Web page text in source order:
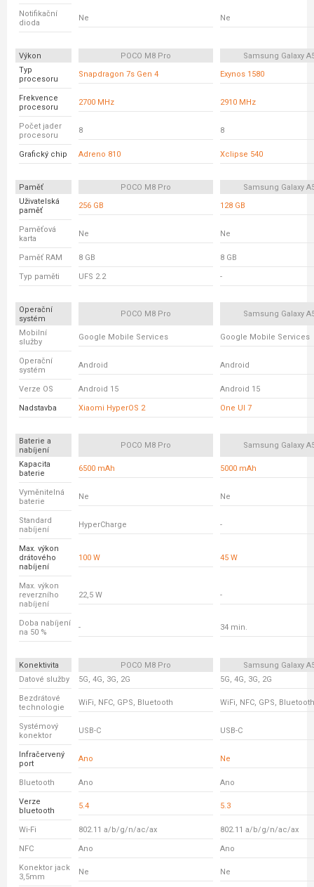
Notifikační
dioda
Ne Ne
Výkon POCO M8 Pro
Samsung Galaxy
Typ
procesoru
Snapdragon 7s Gen 4 Exynos 1580
Frekvence
procesoru
2700 MHz 2910 MHz
Počet jader
procesoru
8 8
Grafický chip Adreno 810 Xclipse 540
Paměť POCO M8 Pro
Samsung Galaxy
Uživatelská
paměť
256 GB 128 GB
Paměťová
karta
Ne Ne
Paměť RAM 8 GB 8 GB
Typ paměti UFS 2.2 -
Operační
systém
POCO M8 Pro Samsung Galaxy
Mobilní
služby
Google Mobile Services Google Mobile Services
Operační
systém
Android Android
Verze OS Android 15 Android 15
Nadstavba Xiaomi HyperOS 2 One UI 7
Baterie a
nabíjení
POCO M8 Pro Samsung Galaxy
Kapacita
baterie
6500 mAh 5000 mAh
Vyměnitelná
baterie
Ne Ne
Standard
nabíjení
HyperCharge -
Max. výkon
drátového
nabíjení
100 W 45 W
Max. výkon
reverzního
nabíjení
22,5 W -
Doba nabíjení
na 50 %
- 34 min.
Konektivita POCO M8 Pro
Samsung Galaxy
Datové služby
5G, 4G, 3G, 2G 5G, 4G, 3G, 2G
Bezdrátové
technologie
WiFi, NFC, GPS, Bluetooth WiFi, NFC, GPS, Bluetooth
Systémový
konektor
USB-C USB-C
Infračervený
port
Ano Ne
Bluetooth Ano Ano
Verze
bluetooth
5.4 5.3
Wi-Fi 802.11 a/b/g/n/ac/ax 802.11 a/b/g/n/ac/ax
NFC Ano Ano
Konektor jack
3,5mm
Ne Ne